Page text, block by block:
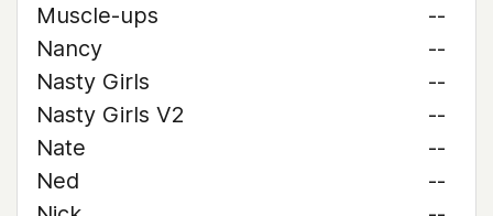
Muscle-ups
--
Nancy
--
Nasty Girls
--
Nasty Girls V2
--
Nate
--
Ned
--